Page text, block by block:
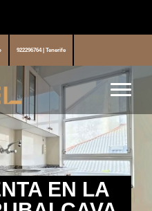
922296764 | Tenerife
EN LA